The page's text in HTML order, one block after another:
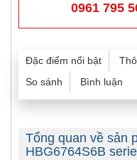
0961 795
Đặc điểm nổi bật
So sánh
Bình luận
Tổng quan về sản
HBG6764S6B